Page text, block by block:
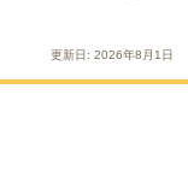
更新日: 2026年8月1日